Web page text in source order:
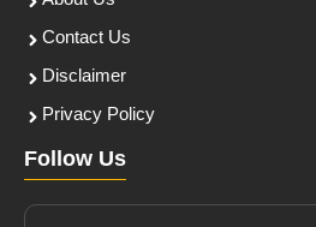
Contact Us
Disclaimer
Privacy Policy
Follow Us